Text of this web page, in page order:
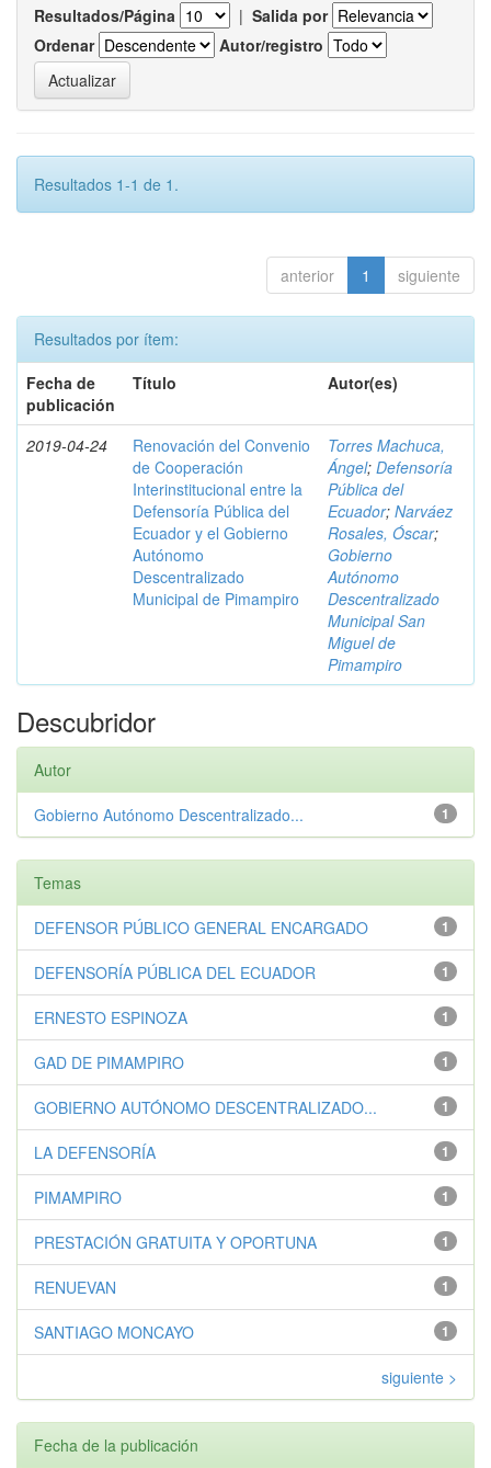
Resultados/Página | Salida por
Ordenar
Autor/registro
Resultados 1-1 de 1.
anterior 1 siguiente
Resultados por ítem:
Fecha de
publicación
Título Autor(es)
2019-04-24
Renovación del Convenio
de Cooperación
Interinstitucional entre la
Defensoría Pública del
Ecuador y el Gobierno
Autónomo
Descentralizado
Municipal de Pimampiro
Torres Machuca,
Ángel; Defensoría
Pública del
Ecuador; Narváez
Rosales, Óscar;
Gobierno
Autónomo
Descentralizado
Municipal San
Miguel de
Pimampiro
Descubridor
Autor
1
Gobierno Autónomo Descentralizado...
Temas
1
DEFENSOR PÚBLICO GENERAL ENCARGADO
1
DEFENSORÍA PÚBLICA DEL ECUADOR
1
ERNESTO ESPINOZA
1
GAD DE PIMAMPIRO
1
GOBIERNO AUTÓNOMO DESCENTRALIZADO...
1
LA DEFENSORÍA
1
PIMAMPIRO
1
PRESTACIÓN GRATUITA Y OPORTUNA
1
RENUEVAN
1
SANTIAGO MONCAYO
siguiente >
Fecha de la publicación